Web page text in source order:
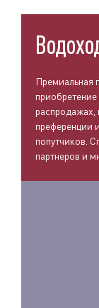
Премиальная
распродажах,
преференции
попутчиков.
партнеров и